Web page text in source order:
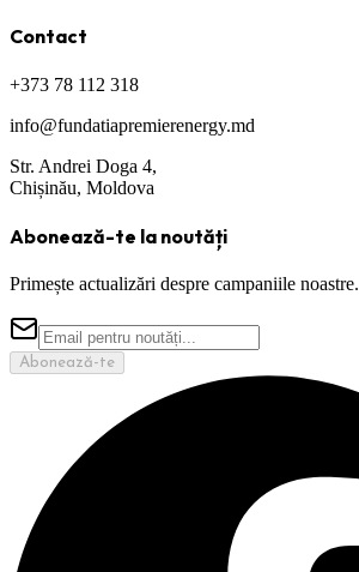
Contact
+373 78 112 318
info@fundatiapremierenergy.md
Str. Andrei Doga 4,
Chișinău, Moldova
Abonează-te la noutăți
Primește actualizări despre campaniile noastre.
Abonează-te